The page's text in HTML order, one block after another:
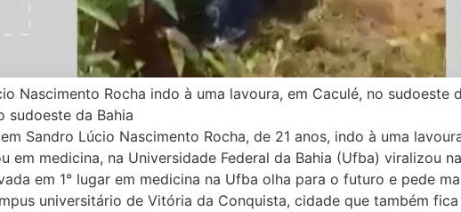
Nascimento Rocha indo à uma lavoura, em Caculé, no
sudoeste da Bahia
Sandro Lúcio Nascimento Rocha, de 21 anos, indo à uma
em medicina, na Universidade Federal da Bahia (Ufba) viralizou
em 1° lugar em medicina na Ufba olha para o futuro e pede
universitário de Vitória da Conquista, cidade que também